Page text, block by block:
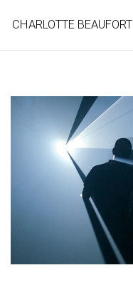
CHARLOTTE BEAUFORT